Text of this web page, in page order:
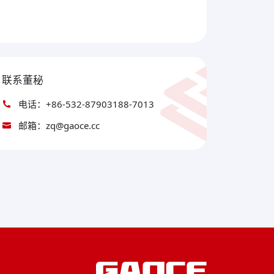
联系董秘
电话：+86-532-87903188-7013
邮箱：zq@gaoce.cc